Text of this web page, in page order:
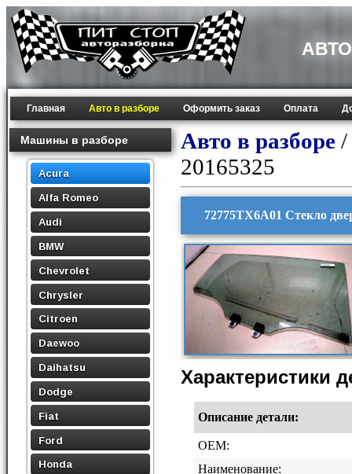
Главная Авто в разборе Оформить заказ Оплата
Машины в разборе
Acura
Alfa Romeo
Audi
BMW
Chevrolet
Chrysler
Citroen
Daewoo
Daihatsu
Dodge
Fiat
Ford
Honda
Авто в разборе /
20165325
72775TX6A01 Стекло
Характеристики
Описание детали:
OEM:
Наименование: